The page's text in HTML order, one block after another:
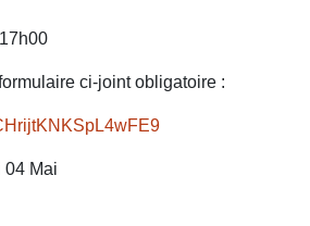
ci-joint obligatoire :
04 Mai